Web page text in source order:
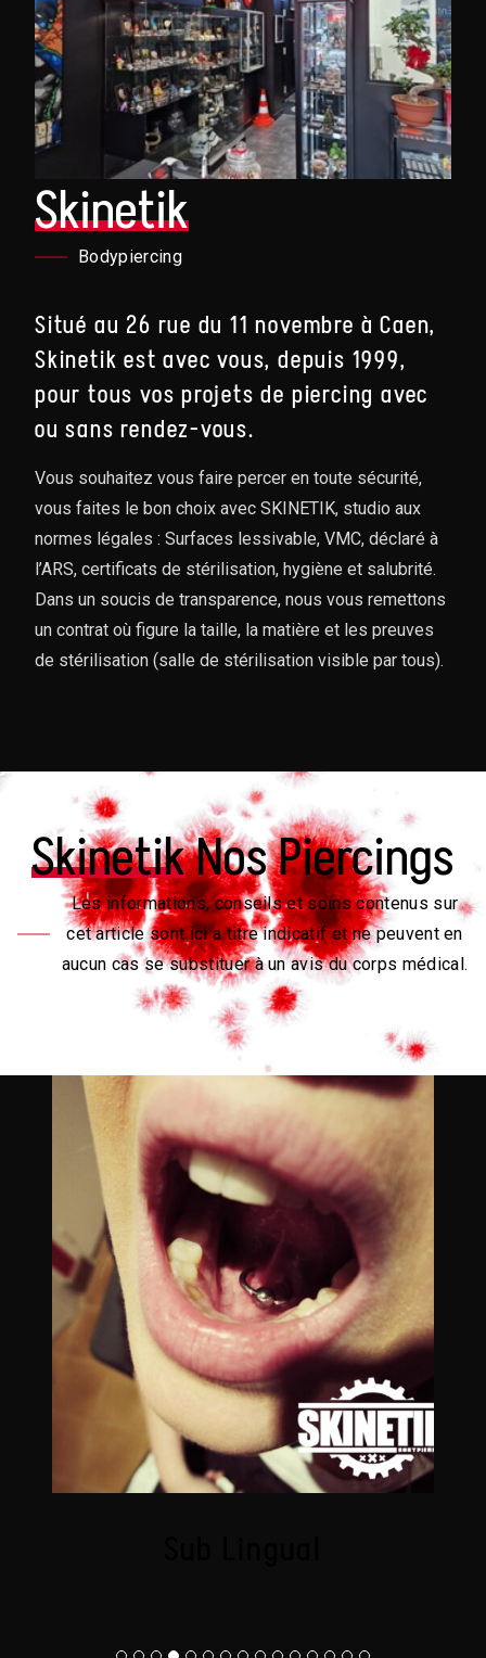
Skinetik
Bodypiercing
Situé au 26 rue du 11 novembre à Caen,
Skinetik est avec vous, depuis 1999,
pour tous vos projets de piercing avec
ou sans rendez-vous.
Vous souhaitez vous faire percer en toute sécurité,
vous faites le bon choix avec SKINETIK, studio aux
normes légales : Surfaces lessivable, VMC, déclaré à
l’ARS, certificats de stérilisation, hygiène et salubrité.
Dans un soucis de transparence, nous vous remettons
un contrat où figure la taille, la matière et les preuves
de stérilisation (salle de stérilisation visible par tous).
SkinetikNos Piercings
Les informations, conseils et soins contenus sur
cet article sont ici a titre indicatif et ne peuvent en
aucun cas se substituer à un avis du corps médical.